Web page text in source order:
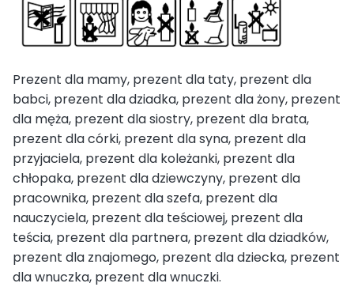
Prezent dla mamy, prezent dla taty, prezent dla
babci, prezent dla dziadka, prezent dla żony, prezent
dla męża, prezent dla siostry, prezent dla brata,
prezent dla córki, prezent dla syna, prezent dla
przyjaciela, prezent dla koleżanki, prezent dla
chłopaka, prezent dla dziewczyny, prezent dla
pracownika, prezent dla szefa, prezent dla
nauczyciela, prezent dla teściowej, prezent dla
teścia, prezent dla partnera, prezent dla dziadków,
prezent dla znajomego, prezent dla dziecka, prezent
dla wnuczka, prezent dla wnuczki.